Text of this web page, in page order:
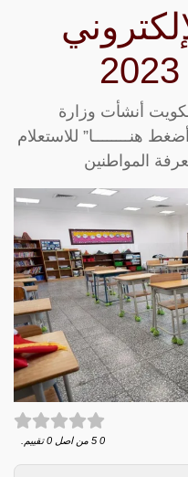
أنشأت وزارة
هنــــــــا” للاستعلام
المواطنين
0
5 من اصل 0 تقييم.